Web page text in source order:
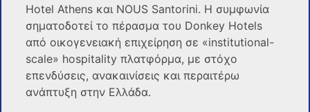
Hotel Athens και NOUS Santorini. Η συμφωνία
σηματοδοτεί το πέρασμα του Donkey Hotels
από οικογενειακή επιχείρηση σε «institutional-
scale» hospitality πλατφόρμα, με στόχο
επενδύσεις, ανακαινίσεις και περαιτέρω
ανάπτυξη στην Ελλάδα.